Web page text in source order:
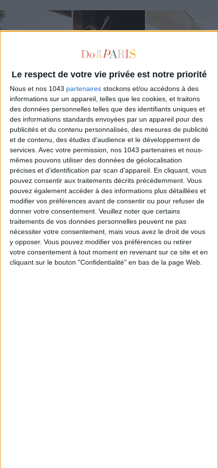
Le respect de votre vie privée est notre priorité
Nous et nos 1043 partenaires stockons et/ou accédons à des
informations sur un appareil, telles que les cookies, et traitons
des données personnelles telles que des identifiants uniques et
des informations standards envoyées par un appareil pour des
publicités et du contenu personnalisés, des mesures de publicité
et de contenu, des études d'audience et le développement de
services. Avec votre permission, nos 1043 partenaires et nous-
mêmes pouvons utiliser des données de géolocalisation
précises et d’identification par scan d'appareil. En cliquant, vous
pouvez consentir aux traitements décrits précédemment. Vous
pouvez également accéder à des informations plus détaillées et
modifier vos préférences avant de consentir ou pour refuser de
donner votre consentement. Veuillez noter que certains
traitements de vos données personnelles peuvent ne pas
nécessiter votre consentement, mais vous avez le droit de vous
y opposer. Vous pouvez modifier vos préférences ou retirer
votre consentement à tout moment en revenant sur ce site et en
cliquant sur le bouton "Confidentialité" en bas de la page Web.
LES MEILLEURS HÔTELS POUR UN WEEK-END SPA ET GASTRONOMIE
5 BONS ROMANS EN FORMAT POCHE À DÉVORER CET ÉTÉ